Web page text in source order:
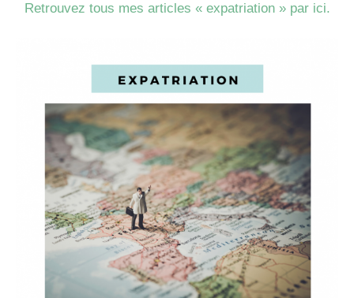
Retrouvez tous mes articles « expatriation » par ici.